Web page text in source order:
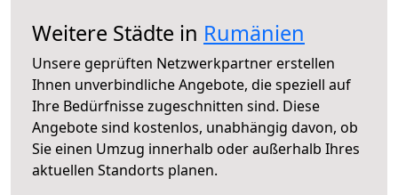
Weitere Städte in Rumänien
Unsere geprüften Netzwerkpartner erstellen
Ihnen unverbindliche Angebote, die speziell auf
Ihre Bedürfnisse zugeschnitten sind. Diese
Angebote sind kostenlos, unabhängig davon, ob
Sie einen Umzug innerhalb oder außerhalb Ihres
aktuellen Standorts planen.